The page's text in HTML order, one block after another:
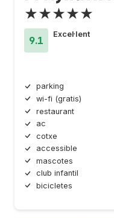
★★★★★
9.1
Excel·lent
parking
wi-fi (gratis)
restaurant
ac
cotxe
accessible
mascotes
club infantil
bicicletes